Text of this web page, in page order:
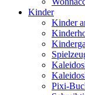
Kinder
Kinder
Pixi-